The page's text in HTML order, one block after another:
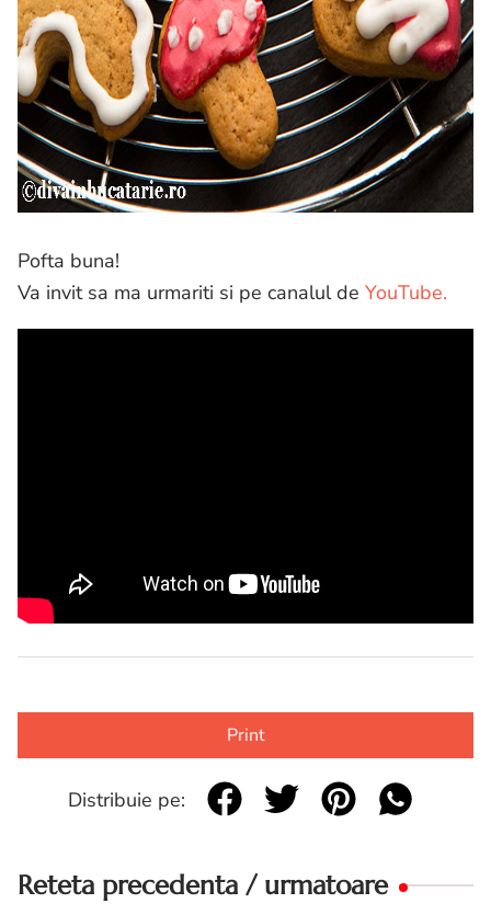
Pofta buna!
Va invit sa ma urmariti si pe canalul de YouTube.
Print
Distribuie pe:
Reteta precedenta / urmatoare